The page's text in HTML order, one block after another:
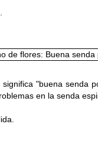
"buena senda
en la senda